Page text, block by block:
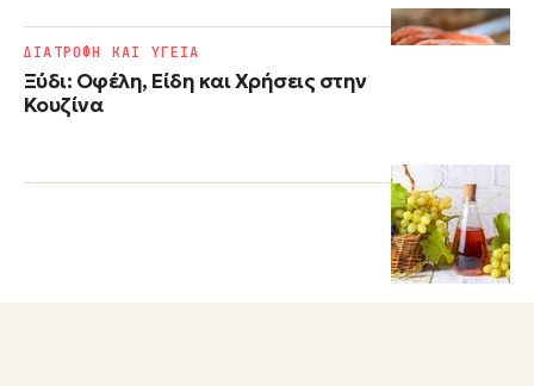
Ξύδι: Οφέλη, Είδη και Χρήσεις στην
Κουζίνα
ΔΙΑΤΡΟΦΗ ΚΑΙ ΥΓΕΙΑ